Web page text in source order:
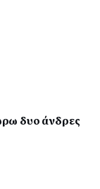
δυο άνδρες